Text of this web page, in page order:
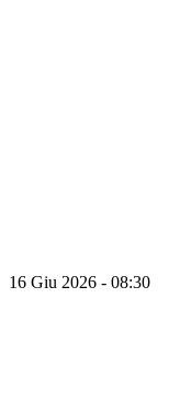
16 Giu 2026 - 08:30